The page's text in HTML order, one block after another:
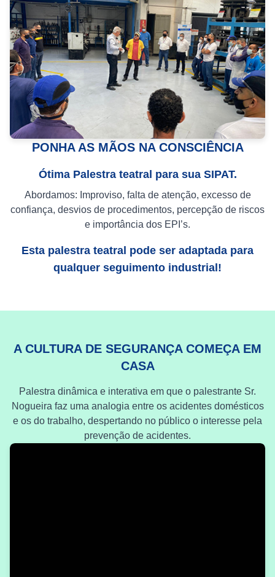
PONHA AS MÃOS NA CONSCIÊNCIA
Ótima Palestra teatral para sua SIPAT.
Abordamos: Improviso, falta de atenção, excesso de
confiança, desvios de procedimentos, percepção de riscos
e importância dos EPI’s.
Esta palestra teatral pode ser adaptada para
qualquer seguimento industrial!
A CULTURA DE SEGURANÇA COMEÇA EM
CASA
Palestra dinâmica e interativa em que o palestrante Sr.
Nogueira faz uma analogia entre os acidentes domésticos
e os do trabalho, despertando no público o interesse pela
prevenção de acidentes.